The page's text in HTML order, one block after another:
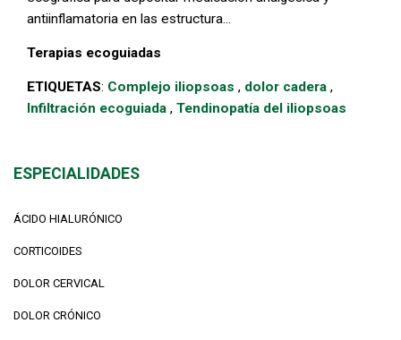
antiinflamatoria en las estructura...
Terapias ecoguiadas
ETIQUETAS: Complejo iliopsoas , dolor cadera ,
Infiltración ecoguiada , Tendinopatía del iliopsoas
ESPECIALIDADES
ÁCIDO HIALURÓNICO
CORTICOIDES
DOLOR CERVICAL
DOLOR CRÓNICO